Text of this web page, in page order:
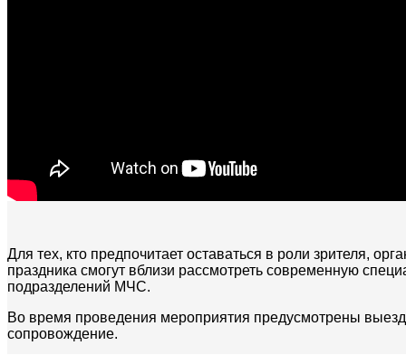
Для тех, кто предпочитает оставаться в роли зрителя,
праздника смогут вблизи рассмотреть современную
подразделений МЧС.
Во время проведения мероприятия предусмотрены
сопровождение.